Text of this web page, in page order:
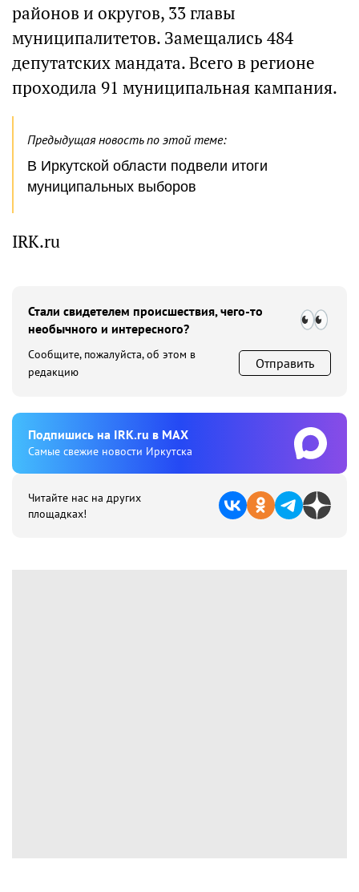
районов и округов, 33 главы
муниципалитетов. Замещались 484
депутатских мандата. Всего в регионе
проходила 91 муниципальная кампания.
Предыдущая новость по этой теме:
В Иркутской области подвели итоги
муниципальных выборов
IRK.ru
Стали свидетелем происшествия, чего-то
необычного и интересного?
Сообщите, пожалуйста, об этом в
редакцию
Отправить
Подпишиcь на IRK.ru в MAX
Cамые свежие новости Иркутска
Читайте нас на других
площадках!